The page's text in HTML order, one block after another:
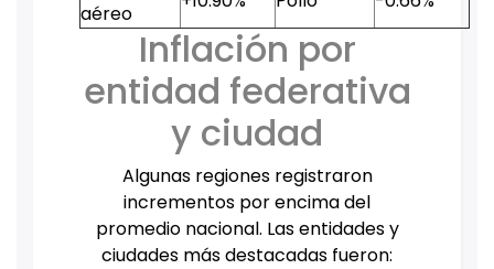
aéreo
Inflación por
entidad federativa
y ciudad
Algunas regiones registraron
incrementos por encima del
promedio nacional. Las entidades y
ciudades más destacadas fueron: